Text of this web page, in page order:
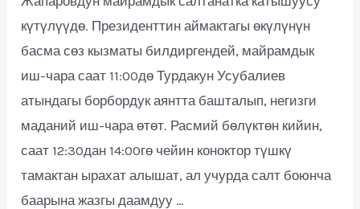
күтүлүүдө. Президенттин аймактагы өкүлүнүн
басма сөз кызматы билдиргендей, майрамдык
иш-чара саат 11:00дө Турдакун Усубалиев
атындагы борбордук аянтта башталып, негизги
маданий иш-чара өтөт. Расмий бөлүктөн кийин,
саат 12:30дан 14:00гө чейин коноктор түшкү
тамактан ырахат алышат, ал учурда салт боюнча
баарына жазгы даамдуу …